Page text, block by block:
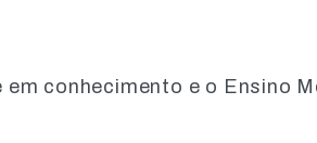
conhecimento e o Ensino